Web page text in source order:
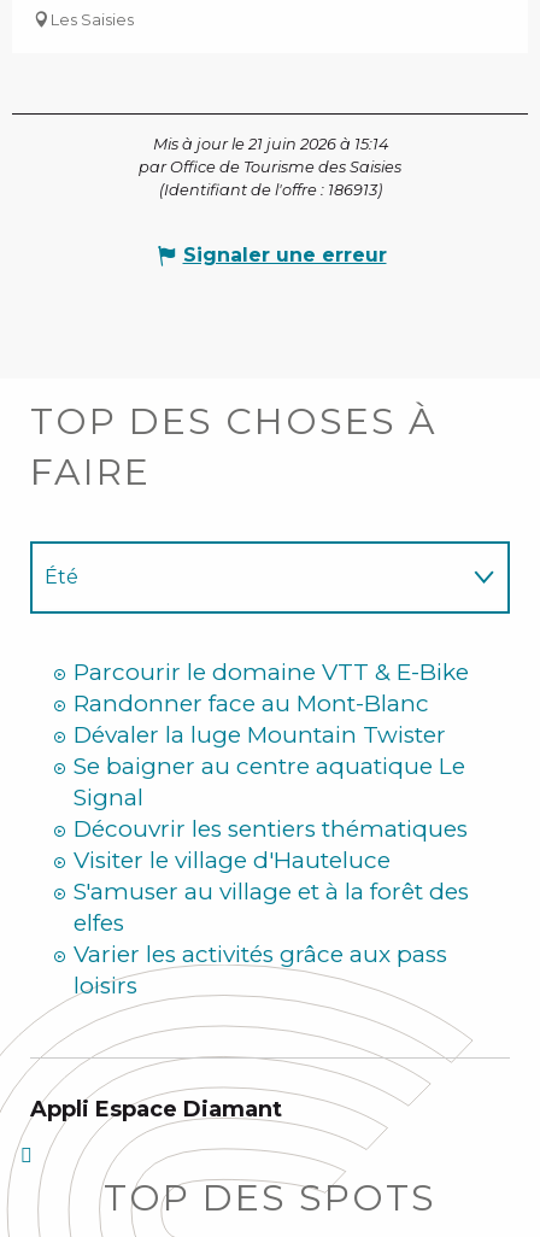
Les Saisies
Mis à jour le 21 juin 2026 à 15:14
par Office de Tourisme des Saisies
(Identifiant de l'offre : 186913)
Signaler une erreur
TOP DES CHOSES À
FAIRE
Été
Parcourir le domaine VTT & E-Bike
Randonner face au Mont-Blanc
Dévaler la luge Mountain Twister
Se baigner au centre aquatique Le
Signal
Découvrir les sentiers thématiques
Visiter le village d'Hauteluce
S'amuser au village et à la forêt des
elfes
Varier les activités grâce aux pass
loisirs
Appli Espace Diamant
TOP DES SPOTS